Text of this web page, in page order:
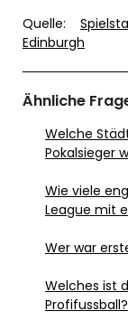
Quelle:
Edinburgh
Ähnliche
Welche
Pokalsieger
Wie viele
League mit
Wer war
Welches ist
Profifussball?